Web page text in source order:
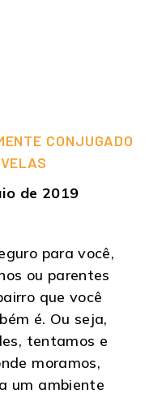
CONJUGADO
de 2019
para você,
ou parentes
que você
é. Ou seja,
tentamos e
moramos,
um ambiente